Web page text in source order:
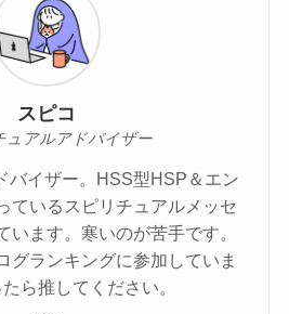
スピコ
ュアルアドバイザー
バイザー。HSS型HSP＆エン
ているスピリチュアルメッセ
います。寒いのが苦手です。
グランキングに参加していま
ら推してください。